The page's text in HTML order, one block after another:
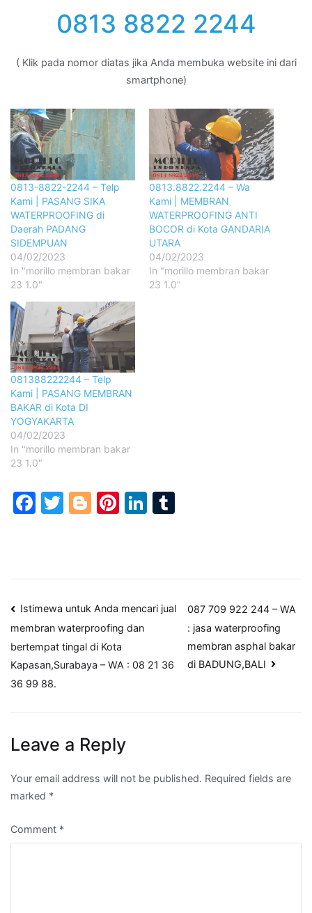
0813 8822 2244
( Klik pada nomor diatas jika Anda membuka website ini dari
smartphone)
0813-8822-2244 – Telp
Kami | PASANG SIKA
WATERPROOFING di
Daerah PADANG
SIDEMPUAN
04/02/2023
In "morillo membran bakar
23 1.0"
0813.8822.2244 – Wa
Kami | MEMBRAN
WATERPROOFING ANTI
BOCOR di Kota GANDARIA
UTARA
04/02/2023
In "morillo membran bakar
23 1.0"
081388222244 – Telp
Kami | PASANG MEMBRAN
BAKAR di Kota DI
YOGYAKARTA
04/02/2023
In "morillo membran bakar
23 1.0"
Facebook
Twitter
Blogger
Pinterest
LinkedIn
Post
navigation
Istimewa untuk Anda mencari jual
membran waterproofing dan
bertempat tingal di Kota
Kapasan,Surabaya – WA : 08 21 36
36 99 88.
087 709 922 244 – WA
: jasa waterproofing
membran asphal bakar
di BADUNG,BALI
Leave a Reply
Your email address will not be published. Required fields are
marked *
Comment *